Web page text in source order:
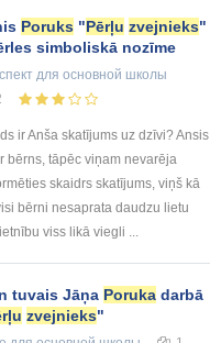
Poruks "Pērļu zvejnieks"
simboliskā nozīme
для основной школы
ir Anša skatījums uz dzīvi? Ansis
bērns, tāpēc viņam nevarēja
skaidrs skatījums, viņš kā
bērni nesaprata daudzu lietu
viss likā viegli ...
tuvais Jāņa Poruka darbā
zvejnieks"